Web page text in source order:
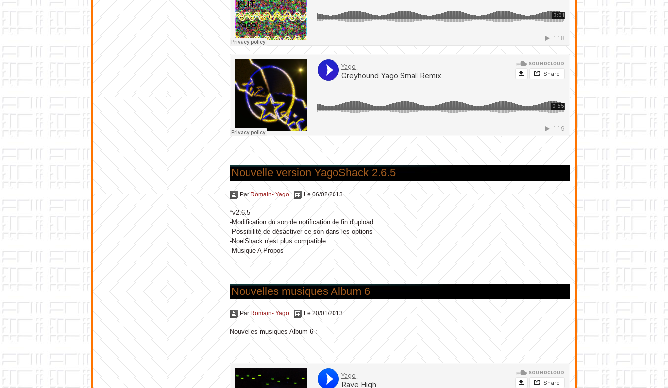
Nouvelle version YagoShack 2.6.5
Par Romain- Yago Le 06/02/2013
*v2.6.5
-Modification du son de notification de fin d'upload
-Possibilité de désactiver ce son dans les options
-NoelShack n'est plus compatible
-Musique A Propos
Nouvelles musiques Album 6
Par Romain- Yago Le 20/01/2013
Nouvelles musiques Album 6 :